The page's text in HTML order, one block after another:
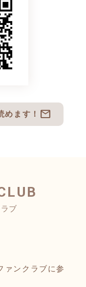
めます！ mail
ァンクラブに参